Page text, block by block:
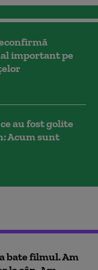
important pe
au fost golite
Acum sunt
bate filmul. Am